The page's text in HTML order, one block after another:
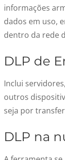
informações
dados em uso,
dentro da rede
DLP de
Inclui
outros
seja por
DLP na